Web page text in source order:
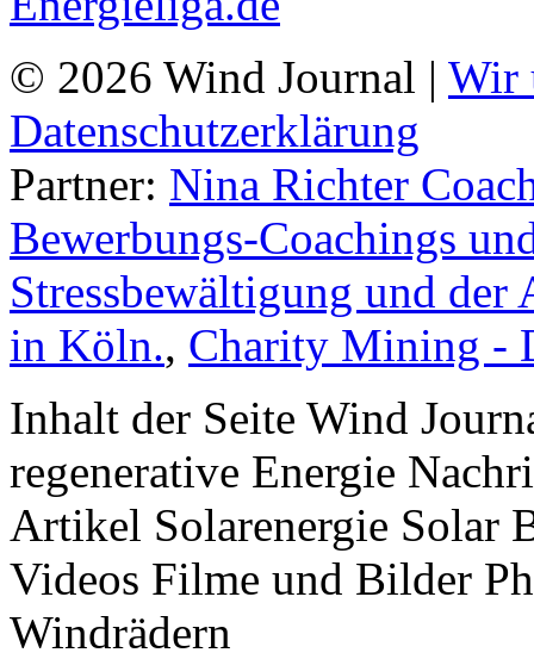
© 2026 Wind Journal | Wir
Datenschutzerklärung
Partner: Nina Richter
Bewerbungs-Coachings
Stressbewältigung und
in Köln., Charity Mining -
Inhalt der Seite Wind
regenerative Energie
Artikel Solarenergie Solar
Videos Filme und Bilder
Windrädern